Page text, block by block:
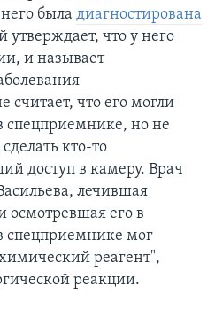
была диагностирована
что у него
и называет
что его могли
спецприемнике, но не
кто-то
доступ в камеру. Врач
лечившая
осмотревшая его в
спецприемнике мог
реагент",
реакции.